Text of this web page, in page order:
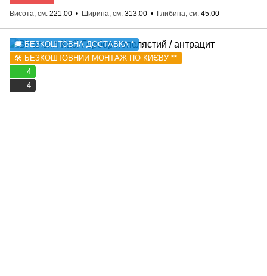
Висота, см 221.00 Ширина, см 313.00 Глибина, см 45.00
🚚 БЕЗКОШТОВНА ДОСТАВКА *
🛠️ БЕЗКОШТОВНИЙ МОНТАЖ ПО КИЄВУ **
4
4